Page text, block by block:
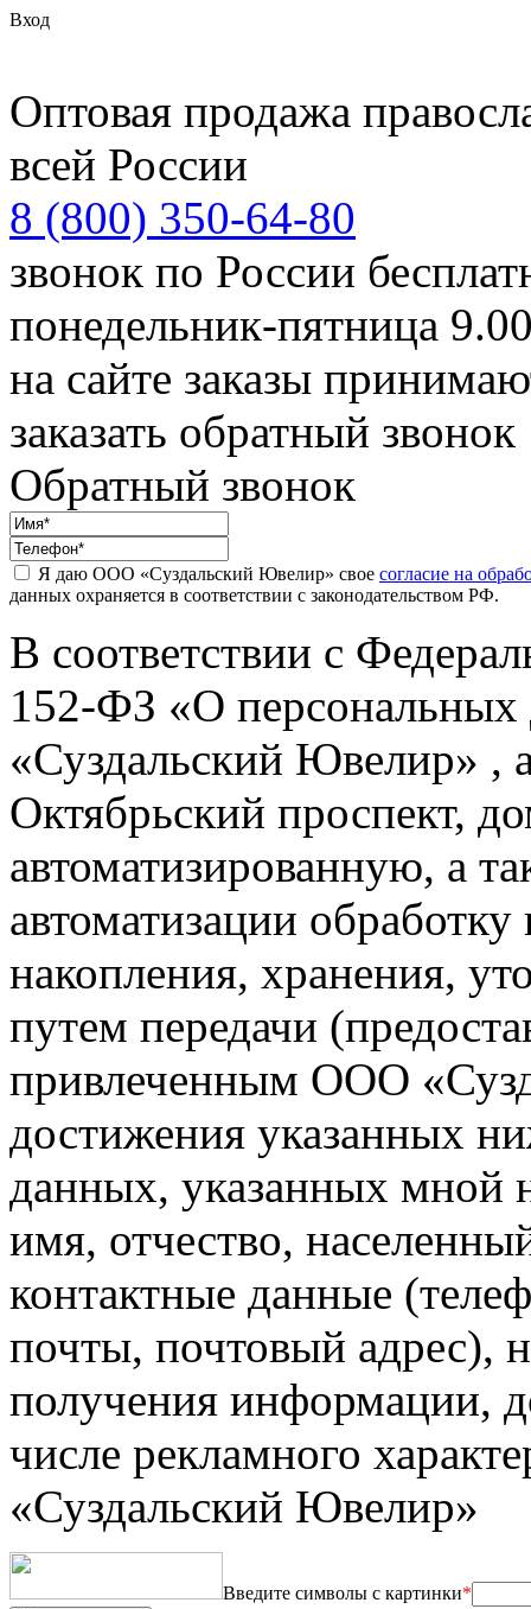
Вход
Оптовая продажа
всей России
8 (800) 350-64-80
звонок по России
понедельник-пятница
на сайте заказы
заказать обратный звонок
Обратный звонок
Я даю ООО «Суздальский Ювелир» свое согласие на
данных охраняется в соответствии с законодательством РФ.
В соответствии с
152-ФЗ «О
«Суздальский Ювелир» ,
Октябрьский проспект,
автоматизированную, а
автоматизации
накопления, хранения,
путем передачи
привлеченным ООО
достижения указанных
данных, указанных мной
имя, отчество,
контактные данные
почты, почтовый адрес),
получения информации,
числе рекламного
«Суздальский Ювелир»
Введите символы с картинки*